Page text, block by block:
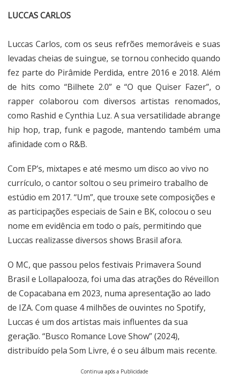
LUCCAS CARLOS
Luccas Carlos, com os seus refrões memoráveis e suas
levadas cheias de suingue, se tornou conhecido quando
fez parte do Pirâmide Perdida, entre 2016 e 2018. Além
de hits como “Bilhete 2.0” e “O que Quiser Fazer”, o
rapper colaborou com diversos artistas renomados,
como Rashid e Cynthia Luz. A sua versatilidade abrange
hip hop, trap, funk e pagode, mantendo também uma
afinidade com o R&B.
Com EP’s, mixtapes e até mesmo um disco ao vivo no
currículo, o cantor soltou o seu primeiro trabalho de
estúdio em 2017. “Um”, que trouxe sete composições e
as participações especiais de Sain e BK, colocou o seu
nome em evidência em todo o país, permitindo que
Luccas realizasse diversos shows Brasil afora.
O MC, que passou pelos festivais Primavera Sound
Brasil e Lollapalooza, foi uma das atrações do Réveillon
de Copacabana em 2023, numa apresentação ao lado
de IZA. Com quase 4 milhões de ouvintes no Spotify,
Luccas é um dos artistas mais influentes da sua
geração. “Busco Romance Love Show” (2024),
distribuído pela Som Livre, é o seu álbum mais recente.
Continua após a Publicidade